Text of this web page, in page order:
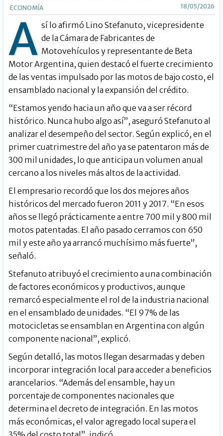
ECONOMÍA 18/05/2026
A sí lo afirmó Lino Stefanuto, vicepresidente
de la Cámara de Fabricantes de
Motovehículos y representante de Beta
Motor Argentina, quien destacó el fuerte crecimiento
de las ventas impulsado por las motos de bajo costo, el
ensamblado nacional y la expansión del crédito.
“Estamos yendo hacia un año que va a ser récord
histórico. Nunca hubo algo así”, aseguró Stefanuto al
analizar el desempeño del sector. Según explicó, en el
primer cuatrimestre del año ya se patentaron más de
300 mil unidades, lo que anticipa un volumen anual
cercano a los niveles más altos de la actividad.
El empresario recordó que los dos mejores años
históricos del mercado fueron 2011 y 2017. “En esos
años se llegó prácticamente a entre 700 mil y 800 mil
motos patentadas. El año pasado cerramos con 650
mil y este año ya arrancó muchísimo más fuerte”,
señaló.
Stefanuto atribuyó el crecimiento a una combinación
de factores económicos y productivos, aunque
remarcó especialmente el rol de la industria nacional
en el ensamblado de unidades. “El 97% de las
motocicletas se ensamblan en Argentina con algún
componente nacional”, explicó.
Según detalló, las motos llegan desarmadas y deben
incorporar integración local para acceder a beneficios
arancelarios. “Además del ensamble, hay un
porcentaje de componentes nacionales que
determina el decreto de integración. En las motos
más económicas, el valor agregado local supera el